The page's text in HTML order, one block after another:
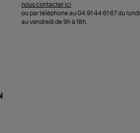
nous contacter ici
ou par téléphone au 04 91 44 61 67 du lundi
au vendredi de 9h à 18h.